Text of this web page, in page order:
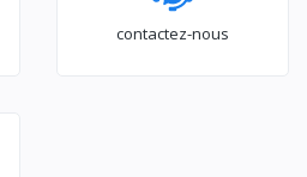
contactez-nous